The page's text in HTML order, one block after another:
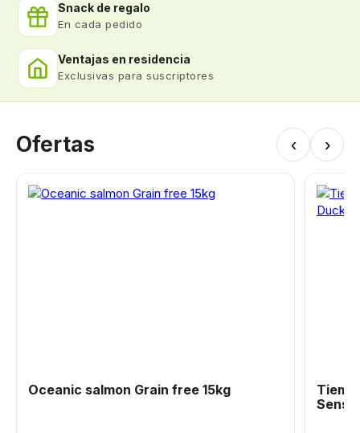
Snack de regalo
En cada pedido
Ventajas en residencia
Exclusivas para suscriptores
Ofertas ‹ ›
Oceanic salmon Grain free 15kg